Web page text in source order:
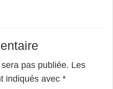
pas publiée. Les
indiqués avec *